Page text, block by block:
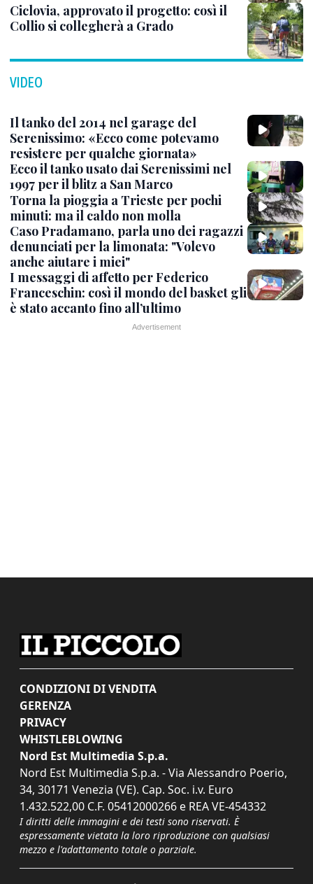
Ciclovia, approvato il progetto: così il
Collio si collegherà a Grado
VIDEO
Il tanko del 2014 nel garage del
Serenissimo: «Ecco come potevamo
resistere per qualche giornata»
Ecco il tanko usato dai Serenissimi nel
1997 per il blitz a San Marco
Torna la pioggia a Trieste per pochi
minuti: ma il caldo non molla
Caso Pradamano, parla uno dei ragazzi
denunciati per la limonata: "Volevo
anche aiutare i miei"
I messaggi di affetto per Federico
Franceschin: così il mondo del basket gli
è stato accanto fino all’ultimo
CONDIZIONI DI VENDITA
GERENZA
PRIVACY
WHISTLEBLOWING
Nord Est Multimedia S.p.a.
Nord Est Multimedia S.p.a. - Via Alessandro Poerio,
34, 30171 Venezia (VE). Cap. Soc. i.v. Euro
1.432.522,00 C.F. 05412000266 e REA VE-454332
I diritti delle immagini e dei testi sono riservati. È
espressamente vietata la loro riproduzione con qualsiasi
mezzo e l'adattamento totale o parziale.